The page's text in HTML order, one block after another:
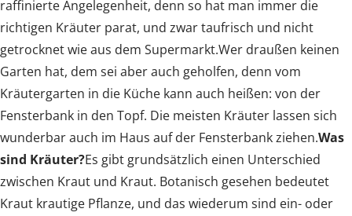
raffinierte Angelegenheit, denn so hat man immer die
richtigen Kräuter parat, und zwar taufrisch und nicht
getrocknet wie aus dem Supermarkt.Wer draußen keinen
Garten hat, dem sei aber auch geholfen, denn vom
Kräutergarten in die Küche kann auch heißen: von der
Fensterbank in den Topf. Die meisten Kräuter lassen sich
wunderbar auch im Haus auf der Fensterbank ziehen.Was
sind Kräuter?Es gibt grundsätzlich einen Unterschied
zwischen Kraut und Kraut. Botanisch gesehen bedeutet
Kraut krautige Pflanze, und das wiederum sind ein- oder